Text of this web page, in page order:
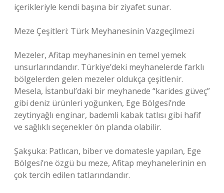
içerikleriyle kendi başına bir ziyafet sunar.
Meze Çeşitleri: Türk Meyhanesinin Vazgeçilmezi
Mezeler, Afitap meyhanesinin en temel yemek
unsurlarındandır. Türkiye’deki meyhanelerde farklı
bölgelerden gelen mezeler oldukça çeşitlenir.
Mesela, İstanbul’daki bir meyhanede “karides güveç”
gibi deniz ürünleri yoğunken, Ege Bölgesi’nde
zeytinyağlı enginar, bademli kabak tatlısı gibi hafif
ve sağlıklı seçenekler ön planda olabilir.
Şakşuka: Patlıcan, biber ve domatesle yapılan, Ege
Bölgesi’ne özgü bu meze, Afitap meyhanelerinin en
çok tercih edilen tatlarındandır.